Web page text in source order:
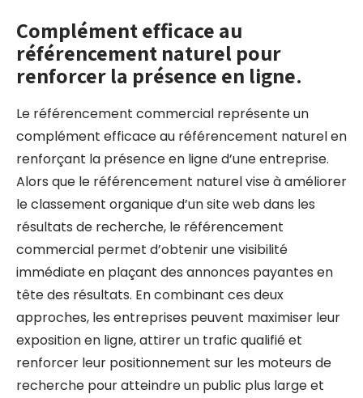
Complément efficace au
référencement naturel pour
renforcer la présence en ligne.
Le référencement commercial représente un
complément efficace au référencement naturel en
renforçant la présence en ligne d’une entreprise.
Alors que le référencement naturel vise à améliorer
le classement organique d’un site web dans les
résultats de recherche, le référencement
commercial permet d’obtenir une visibilité
immédiate en plaçant des annonces payantes en
tête des résultats. En combinant ces deux
approches, les entreprises peuvent maximiser leur
exposition en ligne, attirer un trafic qualifié et
renforcer leur positionnement sur les moteurs de
recherche pour atteindre un public plus large et